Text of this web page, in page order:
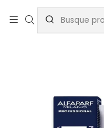
Inicio Alfaparf BEIGE